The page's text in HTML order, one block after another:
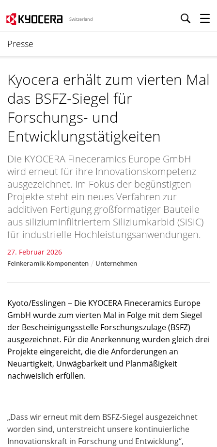
Switzerland
Presse
Kyocera erhält zum vierten Mal
das BSFZ-Siegel für
Forschungs- und
Entwicklungstätigkeiten
Die KYOCERA Fineceramics Europe GmbH
wird erneut für ihre Innovationskompetenz
ausgezeichnet. Im Fokus der begünstigten
Projekte steht ein neues Verfahren zur
additiven Fertigung großformatiger Bauteile
aus siliziuminfiltriertem Siliziumkarbid (SiSiC)
für industrielle Hochleistungsanwendungen.
27. Februar 2026
Feinkeramik-Komponenten Unternehmen
Kyoto/Esslingen − Die KYOCERA Fineceramics Europe
GmbH wurde zum vierten Mal in Folge mit dem Siegel
der Bescheinigungsstelle Forschungszulage (BSFZ)
ausgezeichnet. Für die Anerkennung wurden gleich drei
Projekte eingereicht, die die Anforderungen an
Neuartigkeit, Unwägbarkeit und Planmäßigkeit
nachweislich erfüllen.
„Dass wir erneut mit dem BSFZ-Siegel ausgezeichnet
worden sind, unterstreicht unsere kontinuierliche
Innovationskraft in Forschung und Entwicklung“,